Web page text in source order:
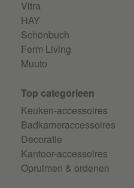
Vitra
HAY
Schönbuch
Ferm Living
Muuto
Top categorieen
Keuken-accessoires
Badkameraccessoires
Decoratie
Kantoor-accessoires
Opruimen & ordenen